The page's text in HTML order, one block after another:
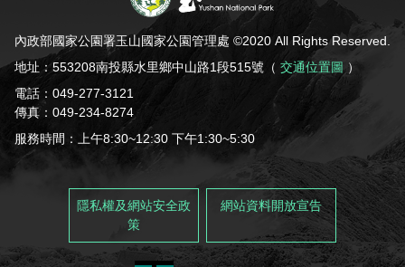
內政部國家公園署玉山國家公園管理處 ©2020 All Rights Reserved.
地址：553208南投縣水里鄉中山路1段515號（ 交通位置圖 ）
電話：049-277-3121
傳真：049-234-8274
服務時間：上午8:30~12:30 下午1:30~5:30
隱私權及網站安全政
策
網站資料開放宣告